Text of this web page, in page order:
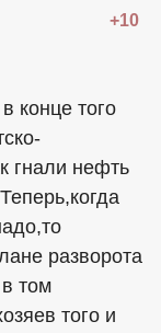
+10
конце того
гнали нефть
разворота
том
того и